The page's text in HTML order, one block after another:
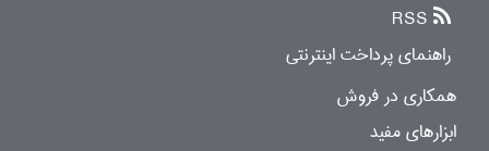
RSS
راهنمای پرداخت اینترنتی
همکاری در فروش
ابزارهای مفید